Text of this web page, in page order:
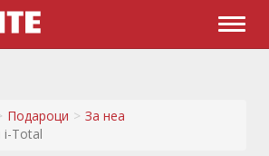
Подароци
За неа
i-Total